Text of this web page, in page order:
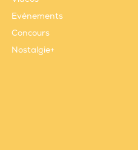
Evènements
Concours
Nostalgie+